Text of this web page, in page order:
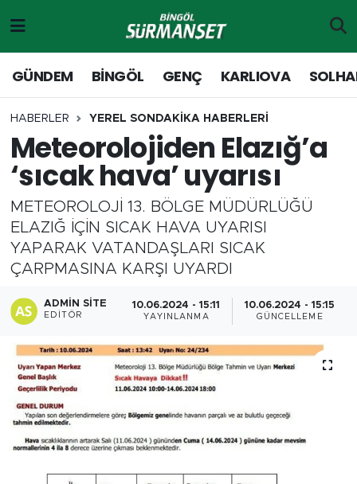
GÜNDEM BİNGÖL GENÇ KARLIOVA
HABERLER YEREL SONDAKİKA HABERLERİ
Meteorolojiden Elazığ’a
‘sıcak hava’ uyarısı
METEOROLOJİ 13. BÖLGE MÜDÜRLÜĞÜ
ELAZIĞ İÇİN SICAK HAVA UYARISI
YAPARAK VATANDAŞLARI SICAK
ÇARPMASINA KARŞI UYARDI
ADMIN SITE
EDITÖR
10.06.2024 - 15:11
YAYINLANMA
10.06.2024 - 15:15
GÜNCELLEME
Genç
Solhan
Karlıova
Adaklı-Kiğı
Yayladere-Yedisu
MD Prestij Dergisi
Siyaset
Spor
Yaşam
Merkez Hava Durumu
Merkez Trafik Yoğunluk Haritası
Süper Lig Puan Durumu ve Fikstür
Tüm Manşetler
Son Dakika Haberleri
Haber Arşivi